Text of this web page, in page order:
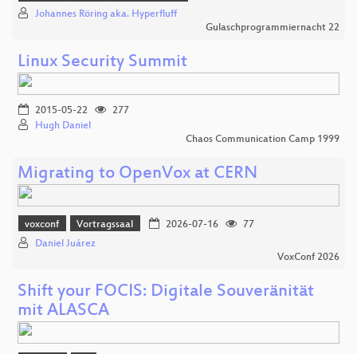
Johannes Röring aka. Hyperfluff
Gulaschprogrammiernacht 22
Linux Security Summit
2015-05-22
277
Hugh Daniel
Chaos Communication Camp 1999
Migrating to OpenVox at CERN
voxconf Vortragssaal 2026-07-16
77
Daniel Juárez
VoxConf 2026
Shift your FOCIS: Digitale Souveränität
mit ALASCA